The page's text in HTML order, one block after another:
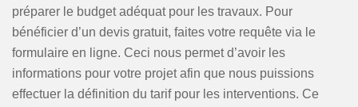
préparer le budget adéquat pour les travaux. Pour
bénéficier d’un devis gratuit, faites votre requête via le
formulaire en ligne. Ceci nous permet d’avoir les
informations pour votre projet afin que nous puissions
effectuer la définition du tarif pour les interventions. Ce